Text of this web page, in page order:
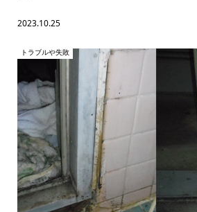
2023.10.25
トラブルや失敗